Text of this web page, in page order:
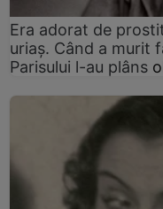
Era adorat de
uriaș. Când a murit
Parisului l-au plâns